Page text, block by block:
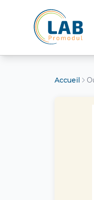
Retour à l'accueil
Accueil